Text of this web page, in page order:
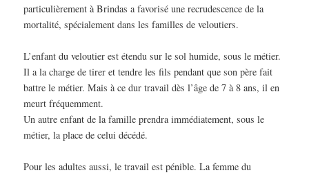
particulièrement à Brindas a favorisé une recrudescence de la
mortalité, spécialement dans les familles de veloutiers.
L’enfant du veloutier est étendu sur le sol humide, sous le métier.
Il a la charge de tirer et tendre les fils pendant que son père fait
battre le métier. Mais à ce dur travail dès l’âge de 7 à 8 ans, il en
meurt fréquemment.
Un autre enfant de la famille prendra immédiatement, sous le
métier, la place de celui décédé.
Pour les adultes aussi, le travail est pénible. La femme du